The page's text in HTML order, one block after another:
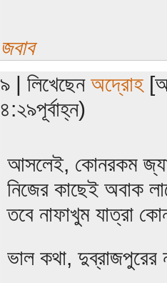
জবাব
৯ | লিখেছেন অদ্রোহ
৪:২৯পূর্বাহ্ন)
আসলেই, কোনরকম
নিজের কাছেই অবাক
তবে নাফাখুম যাত্রা
ভাল কথা, দুব্রাজপুরের